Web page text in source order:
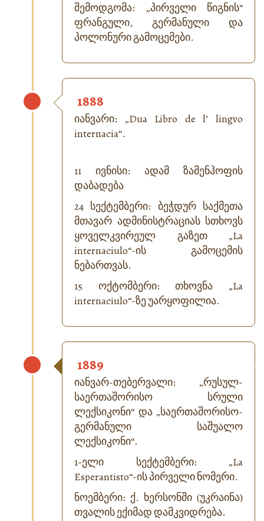
შემოდგომა: „პირველი წიგნის“
ფრანგული, გერმანული და
პოლონური გამოცემები.
1888
იანვარი: „Dua Libro de l’ lingvo
internacia“.
11 ივნისი: ადამ ზამენჰოფის
დაბადება
24 სექტემბერი: ბეჭდურ საქმეთა
მთავარ ადმინისტრაციას სთხოვს
ყოველკვირეულ გაზეთ „La
internaciulo“-ის გამოცემის
ნებართვას.
15 ოქტომბერი: თხოვნა „La
internaciulo“-ზე უარყოფილია.
1889
იანვარ-თებერვალი: „რუსულ-
საერთაშორისო სრული
ლექსიკონი“ და „საერთაშორისო-
გერმანული საშუალო
ლექსიკონი“.
1-ელი სექტემბერი: „La
Esperantisto“-ის პირველი ნომერი.
ნოემბერი: ქ. ხერსონში (უკრაინა)
თვალის ექიმად დამკვიდრება.